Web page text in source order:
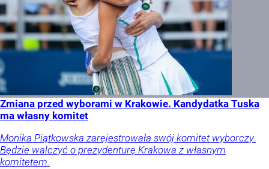
Zmiana przed wyborami w Krakowie. Kandydatka Tuska
ma własny komitet
Monika Piątkowska zarejestrowała swój komitet wyborczy.
Będzie walczyć o prezydenturę Krakowa z własnym
komitetem.